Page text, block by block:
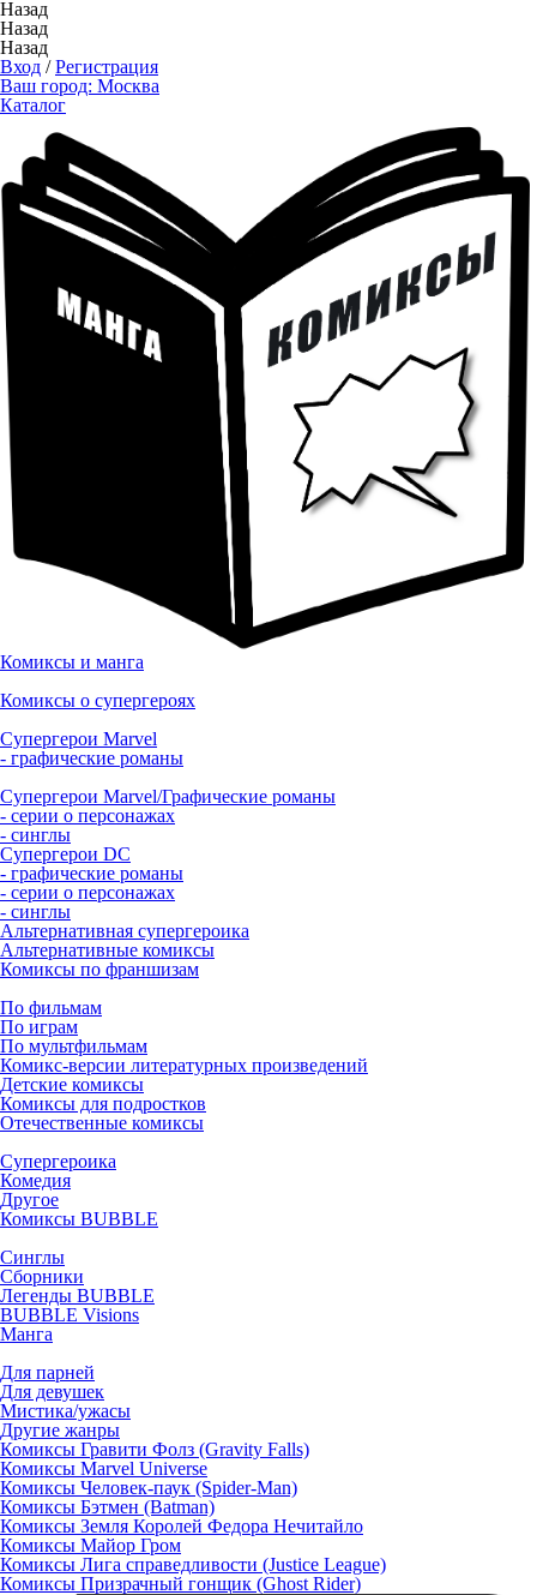
Назад
Назад
Назад
Вход /Регистрация
Ваш город: Москва
Каталог
Комиксы и манга
Комиксы о супергероях
Супергерои Marvel
- графические романы
Супергерои Marvel/Графические романы
- серии о персонажах
- синглы
Супергерои DC
- графические романы
- серии о персонажах
- синглы
Альтернативная супергероика
Альтернативные комиксы
Комиксы по франшизам
По фильмам
По играм
По мультфильмам
Комикс-версии литературных произведений
Детские комиксы
Комиксы для подростков
Отечественные комиксы
Супергероика
Комедия
Другое
Комиксы BUBBLE
Синглы
Сборники
Легенды BUBBLE
BUBBLE Visions
Манга
Для парней
Для девушек
Мистика/ужасы
Другие жанры
Комиксы Гравити Фолз (Gravity Falls)
Комиксы Marvel Universe
Комиксы Человек-паук (Spider-Man)
Комиксы Бэтмен (Batman)
Комиксы Земля Королей Федора Нечитайло
Комиксы Майор Гром
Комиксы Лига справедливости (Justice League)
Комиксы Призрачный гонщик (Ghost Rider)